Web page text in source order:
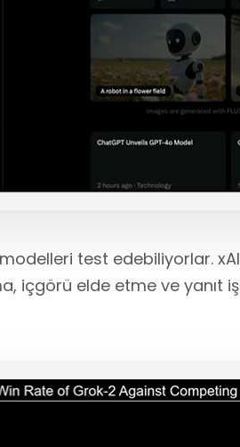
modelleri test edebiliyorlar.
içgörü elde etme ve yanıt